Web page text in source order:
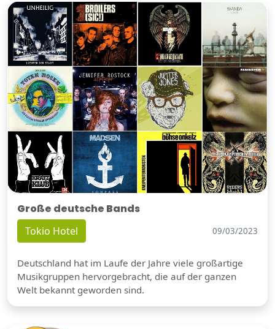
Große deutsche Bands
Tokio Hotel 09/03/2023
Deutschland hat im Laufe der Jahre viele großartige
Musikgruppen hervorgebracht, die auf der ganzen
Welt bekannt geworden sind.